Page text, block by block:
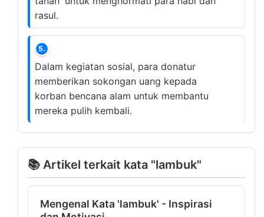
rasul.
5.
Dalam kegiatan sosial, para donatur
memberikan sokongan uang kepada
korban bencana alam untuk membantu
mereka pulih kembali.
📚 Artikel terkait kata "lambuk"
Mengenal Kata 'lambuk' - Inspirasi